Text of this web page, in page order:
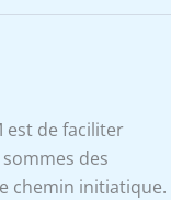
est de faciliter
des
chemin initiatique.